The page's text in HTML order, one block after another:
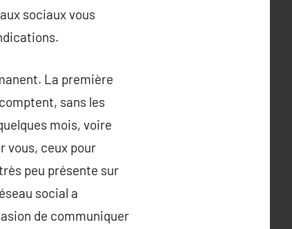
sociaux vous
La première
sans les
mois, voire
vous, ceux pour
peu présente sur
social a
de communiquer